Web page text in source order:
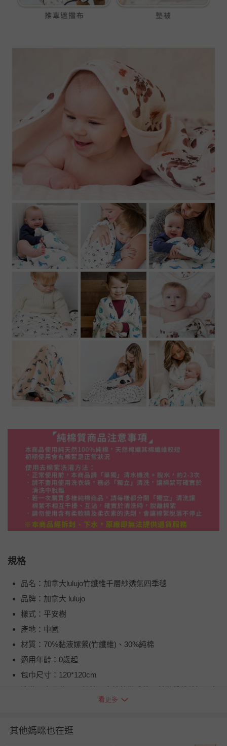
規格
品名：加拿大lulujo竹纖維千層紗透氣四季毯
品牌：加拿大 lulujo
樣式：平安樹
產地：中國
材質：70%黏液嫘縈(竹纖維)、30%純棉
適用年齡：0歲起
包巾尺寸：120*120cm
使用前先用清水洗，脫水約2~3次，水要多換幾遍，也請不
看更多
其他媽咪也在逛